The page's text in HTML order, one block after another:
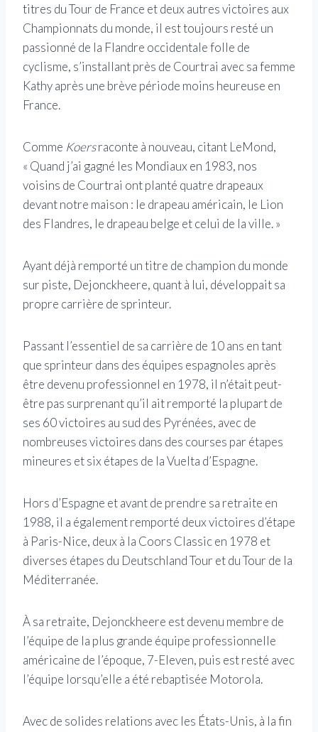
titres du Tour de France et deux autres victoires aux
Championnats du monde, il est toujours resté un
passionné de la Flandre occidentale folle de
cyclisme, s’installant près de Courtrai avec sa femme
Kathy après une brève période moins heureuse en
France.
Comme Koersraconte à nouveau, citant LeMond,
« Quand j’ai gagné les Mondiaux en 1983, nos
voisins de Courtrai ont planté quatre drapeaux
devant notre maison : le drapeau américain, le Lion
des Flandres, le drapeau belge et celui de la ville. »
Ayant déjà remporté un titre de champion du monde
sur piste, Dejonckheere, quant à lui, développait sa
propre carrière de sprinteur.
Passant l’essentiel de sa carrière de 10 ans en tant
que sprinteur dans des équipes espagnoles après
être devenu professionnel en 1978, il n’était peut-
être pas surprenant qu’il ait remporté la plupart de
ses 60 victoires au sud des Pyrénées, avec de
nombreuses victoires dans des courses par étapes
mineures et six étapes de la Vuelta d’Espagne.
Hors d’Espagne et avant de prendre sa retraite en
1988, il a également remporté deux victoires d’étape
à Paris-Nice, deux à la Coors Classic en 1978 et
diverses étapes du Deutschland Tour et du Tour de la
Méditerranée.
À sa retraite, Dejonckheere est devenu membre de
l’équipe de la plus grande équipe professionnelle
américaine de l’époque, 7-Eleven, puis est resté avec
l’équipe lorsqu’elle a été rebaptisée Motorola.
Avec de solides relations avec les États-Unis, à la fin